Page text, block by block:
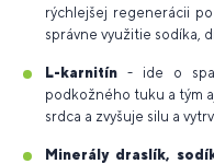
rýchlejšej regenerácii
správne využitie sodíka,
L-karnitín - ide o
podkožného tuku a tým
srdca a zvyšuje silu a
Minerály draslík,